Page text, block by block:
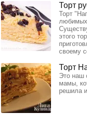
Торт
Торт
любимых
этого
своему
Торт
Это наш
мамы,
решила